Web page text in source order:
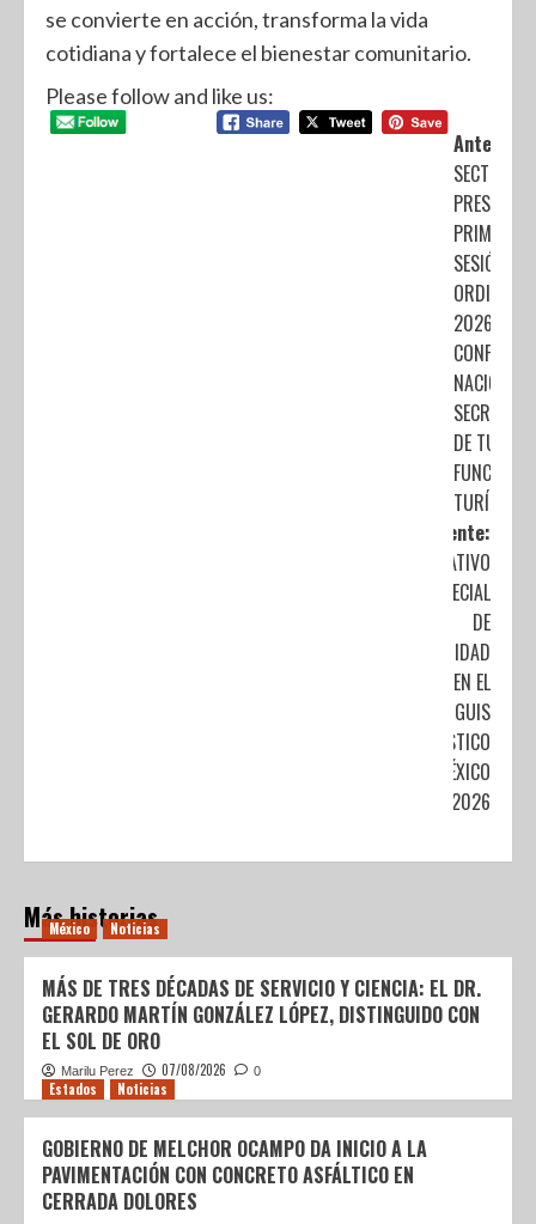
se convierte en acción, transforma la vida
cotidiana y fortalece el bienestar comunitario.
Please follow and like us:
Anterior:
SECTUR
PRESIDE LA
PRIMERA
SESIÓN
ORDINARIA
2026 DE LA
NACIONAL
DE
Siguiente:
OPERATIVO
ESPECIAL
DE
SEGURIDAD
EN EL
TIANGUIS
TURÍSTICO
MÉXICO
2026
Más historias
México Noticias
MÁS DE TRES DÉCADAS DE SERVICIO Y CIENCIA: EL DR.
GERARDO MARTÍN GONZÁLEZ LÓPEZ, DISTINGUIDO CON
EL SOL DE ORO
Marilu Perez 07/08/2026 0
Estados Noticias
GOBIERNO DE MELCHOR OCAMPO DA INICIO A LA
PAVIMENTACIÓN CON CONCRETO ASFÁLTICO EN
CERRADA DOLORES